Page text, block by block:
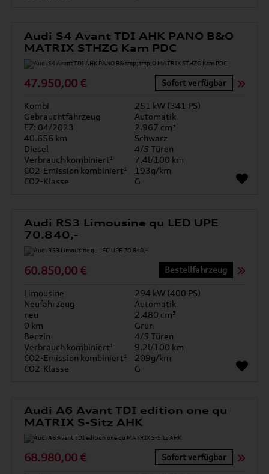
Audi S4 Avant TDI AHK PANO B&O
MATRIX STHZG Kam PDC
47.950,00 € Sofort verfügbar
Kombi
251 kW (341 PS)
Gebrauchtfahrzeug
Automatik
EZ: 04/2023
2.967 cm³
40.656 km
Schwarz
Diesel
4/5 Türen
Verbrauch kombiniert¹
7.4l/100 km
CO2-Emission kombiniert¹
193g/km
CO2-Klasse
G
Audi RS3 Limousine qu LED UPE
70.840,-
60.850,00 € Bestellfahrzeug
Limousine
294 kW (400 PS)
Neufahrzeug
Automatik
neu
2.480 cm³
0 km
Grün
Benzin
4/5 Türen
Verbrauch kombiniert¹
9.2l/100 km
CO2-Emission kombiniert¹
209g/km
CO2-Klasse
G
Audi A6 Avant TDI edition one qu
MATRIX S-Sitz AHK
68.980,00 € Sofort verfügbar